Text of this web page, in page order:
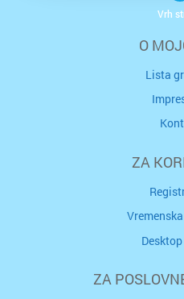
O
Lista
ZA
ZA
Vrh